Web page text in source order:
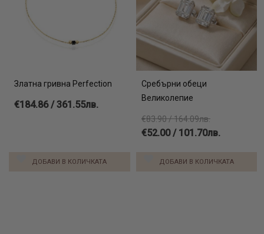
Златна гривна Perfection
€184.86 / 361.55лв.
ДОБАВИ В КОЛИЧКАТА
Сребърни обеци
Великолепие
€83.90 / 164.09лв.
€52.00 / 101.70лв.
ДОБАВИ В КОЛИЧКАТА